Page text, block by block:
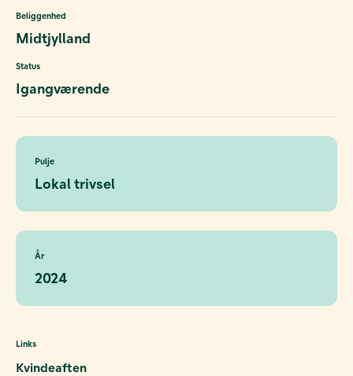
Beliggenhed
Midtjylland
Status
Igangværende
Pulje
Lokal trivsel
År
2024
Links
Kvindeaften